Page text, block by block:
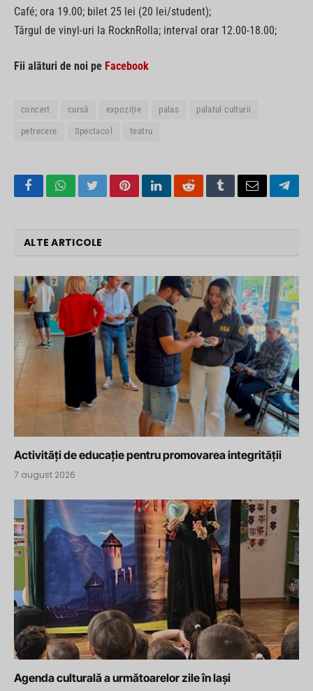
Café; ora 19.00; bilet 25 lei (20 lei/student);
Târgul de vinyl-uri la RocknRolla; interval orar 12.00-18.00;
Fii alături de noi pe Facebook
concert cursă expoziție palas palatul culturii
petrecere Spectacol teatru
FacebookWhatsApp
TwitterPinterestLinkedInRedditTumblrEmail
ALTE ARTICOLE
Activități de educație pentru promovarea integrității
7 august 2026
Agenda culturală a următoarelor zile în Iași